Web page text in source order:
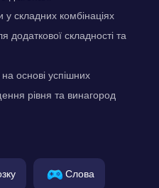
складних комбінаціях
додаткової складності та
основі успішних
рівня та винагород
Слова